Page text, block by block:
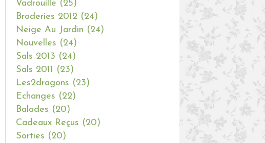
Vadrouille (25)
Broderies 2012 (24)
Neige Au Jardin (24)
Nouvelles (24)
Sals 2013 (24)
Sals 2011
(23)
Les2dragons (23)
Echanges (22)
Balades (20)
Cadeaux Reçus (20)
Sorties (20)